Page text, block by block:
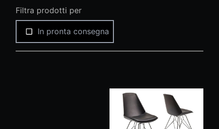
Filtra prodotti per
In pronta consegna